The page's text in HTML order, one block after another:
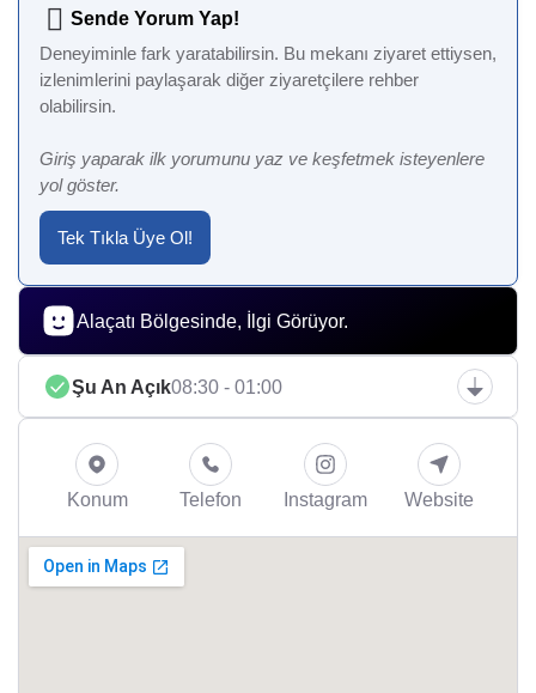
Sende Yorum Yap!
Deneyiminle fark yaratabilirsin. Bu mekanı ziyaret ettiysen,
izlenimlerini paylaşarak diğer ziyaretçilere rehber
olabilirsin.
Giriş yaparak ilk yorumunu yaz ve keşfetmek isteyenlere
yol göster.
Tek Tıkla Üye Ol!
Alaçatı Bölgesinde, İlgi Görüyor.
Şu An Açık08:30 - 01:00
Konum Telefon Instagram Website